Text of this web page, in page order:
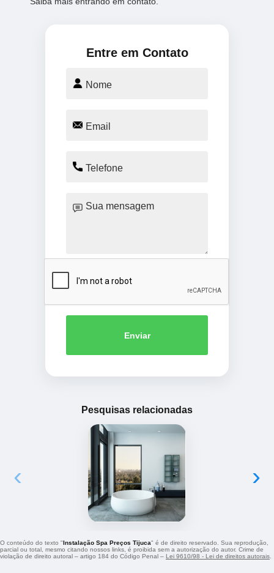
Entre em Contato
Enviar
Pesquisas relacionadas
‹ ›
O conteúdo do texto "Instalação Spa Preços Tijuca" é de direito reservado. Sua reprodução,
parcial ou total, mesmo citando nossos links, é proibida sem a autorização do autor. Crime de
violação de direito autoral – artigo 184 do Código Penal – Lei 9610/98 - Lei de direitos autorais